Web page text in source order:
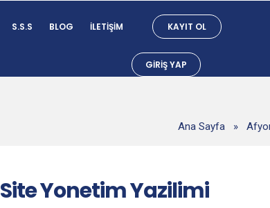
S.S.S BLOG İLETIŞIM KAYIT OL
GIRIŞ YAP
Ana Sayfa »
Site Yonetim Yazilimi